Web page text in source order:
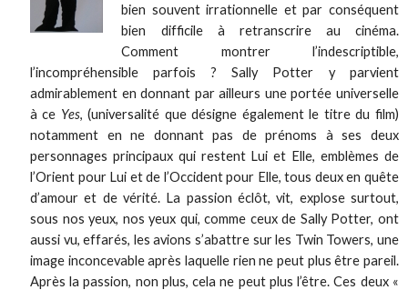
bien souvent irrationnelle et par conséquent
bien difficile à retranscrire au cinéma.
Comment montrer l’indescriptible,
l’incompréhensible parfois ? Sally Potter y parvient
admirablement en donnant par ailleurs une portée universelle
à ce Yes, (universalité que désigne également le titre du film)
notamment en ne donnant pas de prénoms à ses deux
personnages principaux qui restent Lui et Elle, emblèmes de
l’Orient pour Lui et de l’Occident pour Elle, tous deux en quête
d’amour et de vérité. La passion éclôt, vit, explose surtout,
sous nos yeux, nos yeux qui, comme ceux de Sally Potter, ont
aussi vu, effarés, les avions s’abattre sur les Twin Towers, une
image inconcevable après laquelle rien ne peut plus être pareil.
Après la passion, non plus, cela ne peut plus l’être. Ces deux «